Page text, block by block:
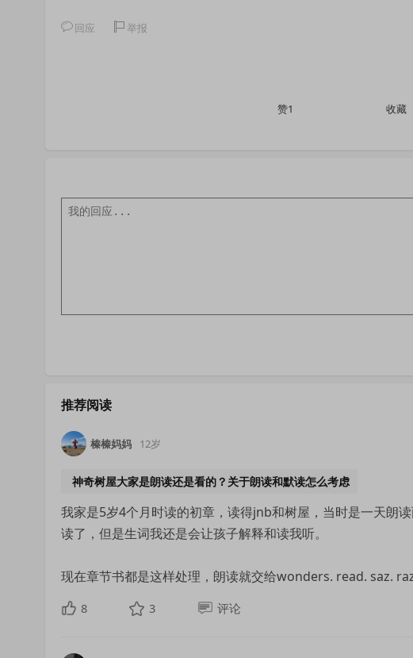
回应 举报
赞1 收藏
推荐阅读
榛榛妈妈 12岁
神奇树屋大家是朗读还是看的？关于朗读和默读怎么考虑
我家是5岁4个月时读的初章，读得jnb和树屋，当时是一天朗
读了，但是生词我还是会让孩子解释和读我听。
现在章节书都是这样处理，朗读就交给wonders. read. saz. raz
8 3 评论